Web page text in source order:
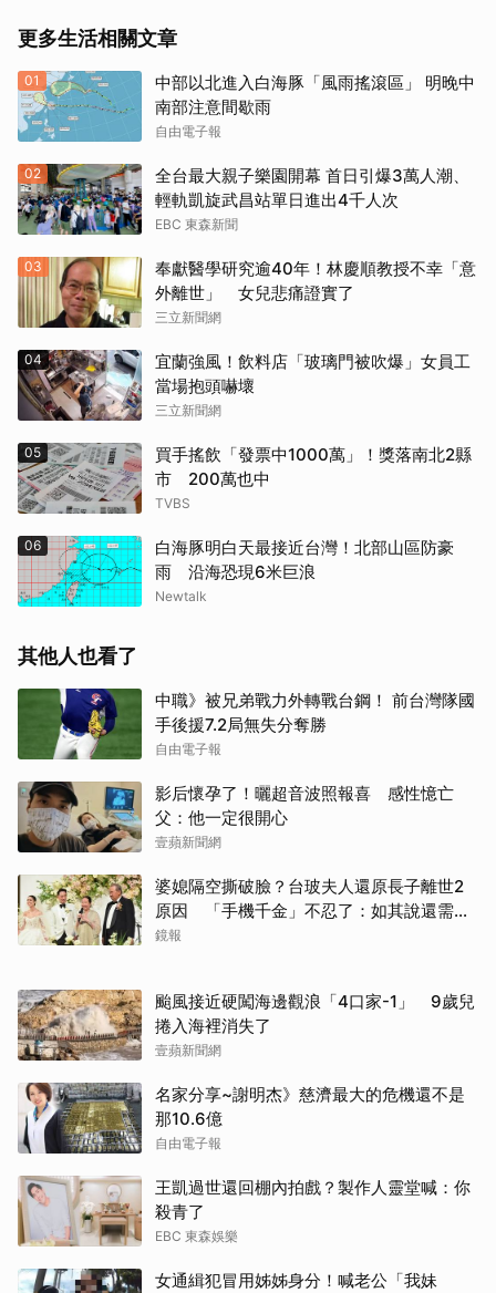
更多生活相關文章
01
中部以北進入白海豚「風雨搖滾區」 明晚中
南部注意間歇雨
自由電子報
02
全台最大親子樂園開幕 首日引爆3萬人潮、
輕軌凱旋武昌站單日進出4千人次
EBC 東森新聞
03
奉獻醫學研究逾40年！林慶順教授不幸「意
外離世」 女兒悲痛證實了
三立新聞網
04
宜蘭強風！飲料店「玻璃門被吹爆」女員工
當場抱頭嚇壞
三立新聞網
05
買手搖飲「發票中1000萬」！獎落南北2縣
市 200萬也中
TVBS
06
白海豚明白天最接近台灣！北部山區防豪
雨 沿海恐現6米巨浪
Newtalk
其他人也看了
中職》被兄弟戰力外轉戰台鋼！ 前台灣隊國
手後援7.2局無失分奪勝
自由電子報
影后懷孕了！曬超音波照報喜 感性憶亡
父：他一定很開心
壹蘋新聞網
婆媳隔空撕破臉？台玻夫人還原長子離世2
原因 「手機千金」不忍了：如其說還需要
離開嗎？
鏡報
颱風接近硬闖海邊觀浪「4口家-1」 9歲兒
捲入海裡消失了
壹蘋新聞網
名家分享~謝明杰》慈濟最大的危機還不是
那10.6億
自由電子報
王凱過世還回棚內拍戲？製作人靈堂喊：你
殺青了
EBC 東森娛樂
女通緝犯冒用姊姊身分！喊老公「我妹